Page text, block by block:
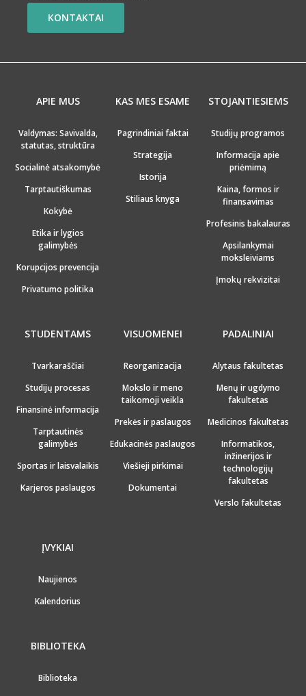
KONTAKTAI
APIE MUS
Valdymas: Savivalda,
statutas, struktūra
Socialinė atsakomybė
Tarptautiškumas
Kokybė
Etika ir lygios
galimybės
Korupcijos prevencija
Privatumo politika
KAS MES ESAME
Pagrindiniai faktai
Strategija
Istorija
Stiliaus knyga
STOJANTIESIEMS
Studijų programos
Informacija apie
priėmimą
Kaina, formos ir
finansavimas
Profesinis bakalauras
Apsilankymai
moksleiviams
Įmokų rekvizitai
STUDENTAMS
Tvarkaraščiai
Studijų procesas
Finansinė informacija
Tarptautinės
galimybės
Sportas ir laisvalaikis
Karjeros paslaugos
VISUOMENEI
Reorganizacija
Mokslo ir meno
taikomoji veikla
Prekės ir paslaugos
Edukacinės paslaugos
Viešieji pirkimai
Dokumentai
PADALINIAI
Alytaus fakultetas
Menų ir ugdymo
fakultetas
Medicinos fakultetas
Informatikos,
inžinerijos ir
technologijų
fakultetas
Verslo fakultetas
ĮVYKIAI
Naujienos
Kalendorius
BIBLIOTEKA
Biblioteka